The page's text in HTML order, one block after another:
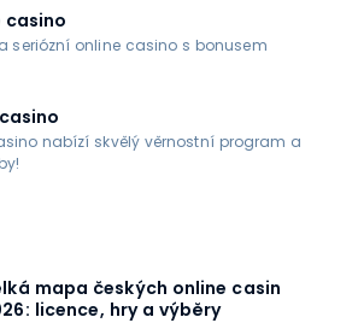
casino
seriózní online casino s bonusem
nabízí skvělý věrnostní program a
mapa českých online casin
licence, hry a výběry